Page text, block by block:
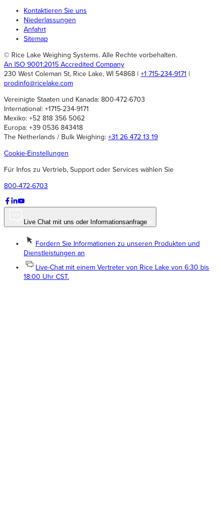
Kontaktieren Sie uns
Niederlassungen
Anfahrt
Sitemap
© Rice Lake Weighing Systems. Alle Rechte vorbehalten.
An ISO 9001:2015 Accredited Company
230 West Coleman St, Rice Lake, WI 54868 | +1 715-234-9171 |
prodinfo@ricelake.com
Vereinigte Staaten und Kanada: 800-472-6703
International: +1715-234-9171
Mexiko: +52 818 356 5062
Europa: +39 0536 843418
The Netherlands / Bulk Weighing: +31 26 472 13 19
Cookie-Einstellungen
Für Infos zu Vertrieb, Support oder Services wählen Sie
800-472-6703
Live Chat mit uns oder Informationsanfrage
Fordern Sie Informationen zu unseren Produkten und
Dienstleistungen an
Live-Chat mit einem Vertreter von Rice Lake von 6:30 bis
18:00 Uhr CST.